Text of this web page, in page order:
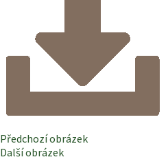
Předchozí obrázek
Další obrázek